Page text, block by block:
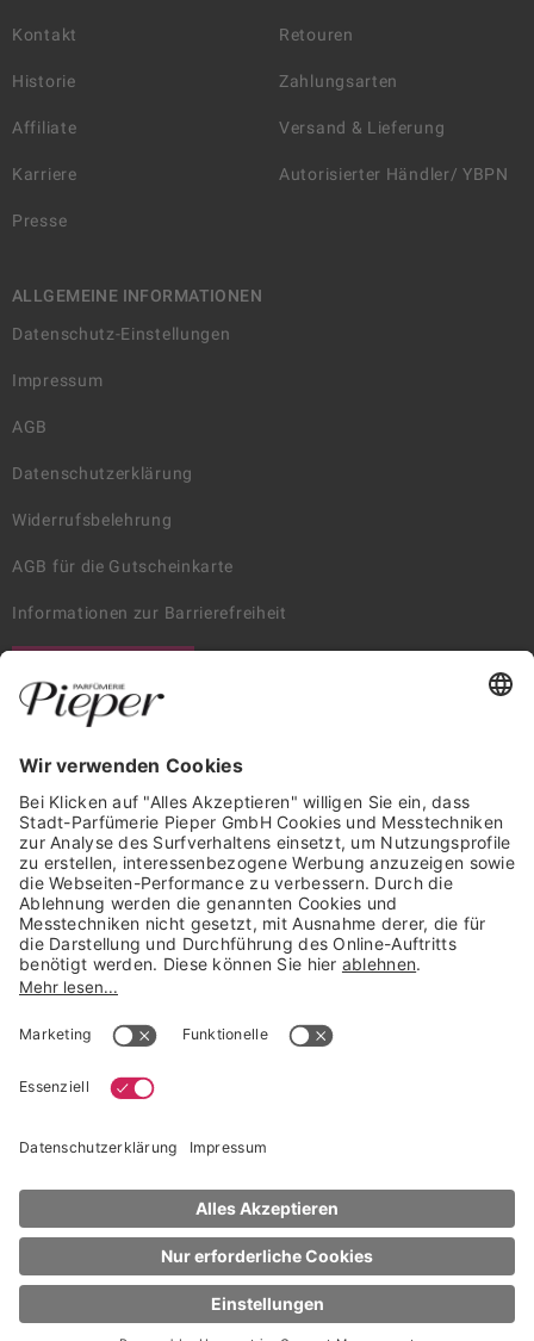
KÉRASTASE
Fondant Apaisant Essentiel
€ 48,95
200 ml
Kontakt
Historie
Affiliate
Karriere
Presse
Retouren
Zahlungsarten
Versand & Lieferung
Autorisierter Händler/ YBPN
ALLGEMEINE INFORMATIONEN
Datenschutz-Einstellungen
Impressum
AGB
Datenschutzerklärung
Widerrufsbelehrung
AGB für die Gutscheinkarte
Informationen zur Barrierefreiheit
Trusted Shops Mitglied seit 2010
* unverbindliche Preisempfehlung der Verbundgruppe beauty alliance
NACH OBEN